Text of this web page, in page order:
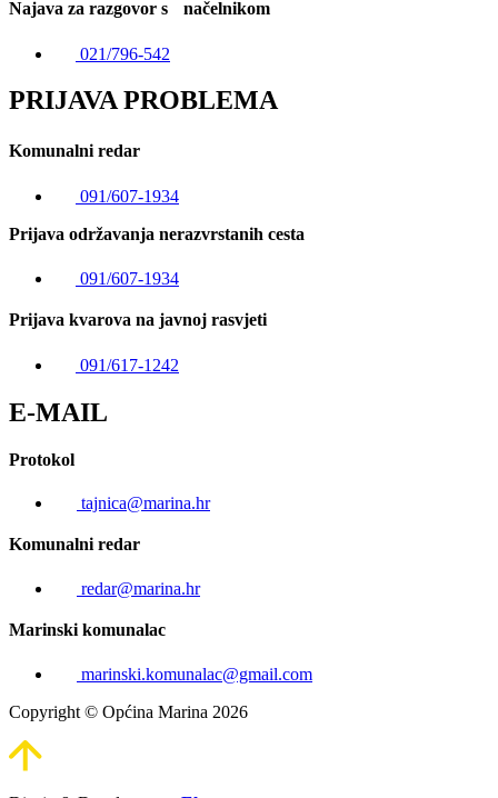
Najava za razgovor s načelnikom
021/796-542
PRIJAVA PROBLEMA
Komunalni redar
091/607-1934
Prijava održavanja nerazvrstanih cesta
091/607-1934
Prijava kvarova na javnoj rasvjeti
091/617-1242
E-MAIL
Protokol
tajnica@marina.hr
Komunalni redar
redar@marina.hr
Marinski komunalac
marinski.komunalac@gmail.com
Copyright © Općina Marina 2026